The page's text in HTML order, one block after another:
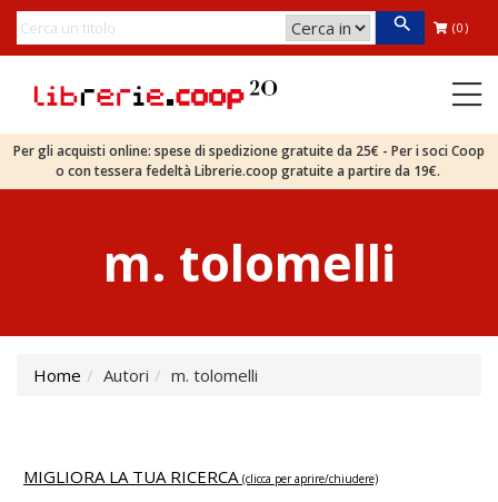
(0)
Per gli acquisti online: spese di spedizione gratuite da 25€ - Per i soci Coop
o con tessera fedeltà Librerie.coop gratuite a partire da 19€.
m. tolomelli
Home Autori m. tolomelli
MIGLIORA LA TUA RICERCA (clicca per aprire/chiudere)